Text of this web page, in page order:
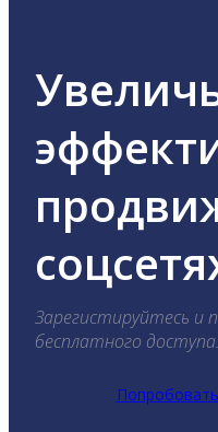
Зарегистируйтесь и
бесплатного доступа.